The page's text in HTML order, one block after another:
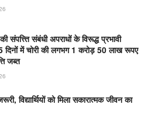
संपत्त्ति संबंधी अपराधों के विरूद्ध प्रभावी
दिनों में चोरी की लगभग 1 करोड़ 50 लाख रूपए
जब्‍त
विद्यार्थियों को मिला सकारात्मक जीवन का